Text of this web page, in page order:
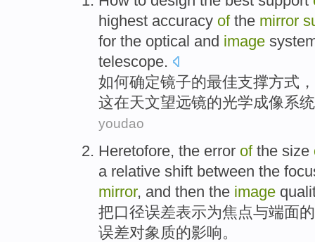
highest accuracy ofthe mirror
for the optical and image
telescope.
如何确定镜子的最佳支撑方式，
这在天文望远镜的光学成像系统
youdao
Heretofore, the error ofthe size
a relative shift between the
mirror, and then the image
把口径误差表示为焦点与端面的
误差对象质的影响。